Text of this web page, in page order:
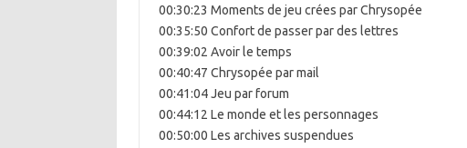
00:30:23 Moments de jeu crées par Chrysopée
00:35:50 Confort de passer par des lettres
00:39:02 Avoir le temps
00:40:47 Chrysopée par mail
00:41:04 Jeu par forum
00:44:12 Le monde et les personnages
00:50:00 Les archives suspendues